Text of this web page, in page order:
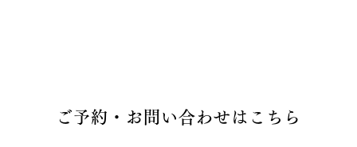
ご予約・お問い合わせはこちら